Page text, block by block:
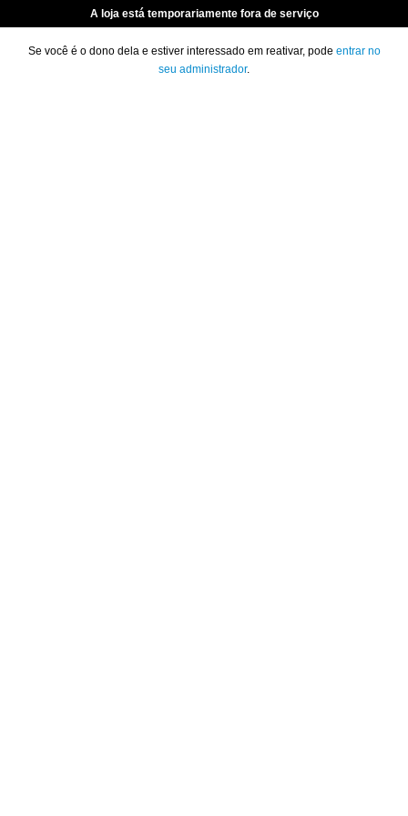
A loja está temporariamente fora de serviço
Se você é o dono dela e estiver interessado em reativar, pode entrar no
seu administrador.